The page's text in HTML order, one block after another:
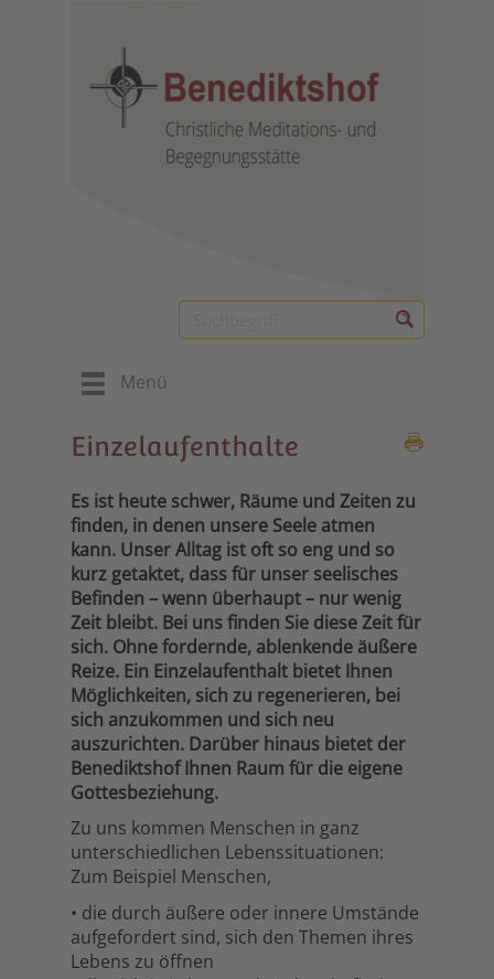
Menü
Einzelaufenthalte
Es ist heute schwer, Räume und Zeiten zu
finden, in denen unsere Seele atmen
kann. Unser Alltag ist oft so eng und so
kurz getaktet, dass für unser seelisches
Befinden – wenn überhaupt – nur wenig
Zeit bleibt. Bei uns finden Sie diese Zeit für
sich. Ohne fordernde, ablenkende äußere
Reize. Ein Einzelaufenthalt bietet Ihnen
Möglichkeiten, sich zu regenerieren, bei
sich anzukommen und sich neu
auszurichten. Darüber hinaus bietet der
Benediktshof Ihnen Raum für die eigene
Gottesbeziehung.
Zu uns kommen Menschen in ganz
unterschiedlichen Lebenssituationen:
Zum Beispiel Menschen,
• die durch äußere oder innere Umstände
aufgefordert sind, sich den Themen ihres
Lebens zu öffnen